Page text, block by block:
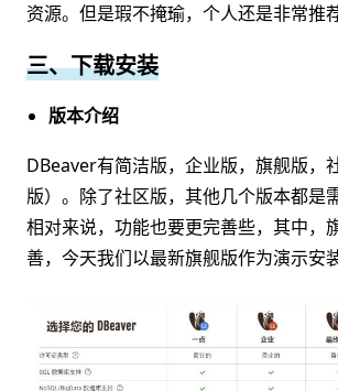
资源。但是瑕不掩瑜，个人还是非常推荐
三、下载安装
版本介绍
DBeaver有简洁版，企业版，旗舰版，
版）。除了社区版，其他几个版本都是
相对来说，功能也要更完善些，其中，
善，今天我们以最新旗舰版作为演示安